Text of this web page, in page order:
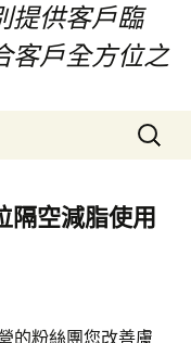
提供客戶臨
客戶全方位之
搜
尋
鍵
字:
隔空減脂使用
的粉絲團您改善膚